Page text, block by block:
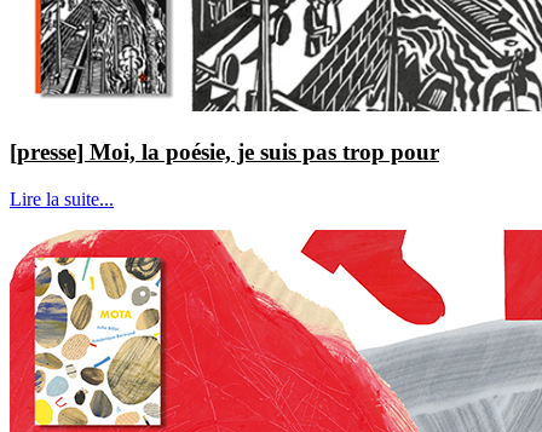
[presse] Moi, la poésie, je suis pas trop pour
Lire la suite...